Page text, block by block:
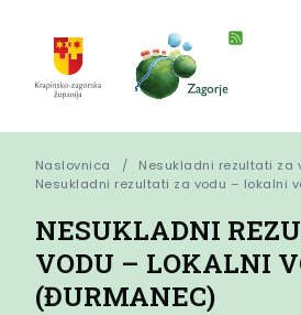
Naslovnica
Nesukladni rezultati za
Nesukladni rezultati za vodu – lokalni
NESUKLADNI
VODU – LOKALNI
(ĐURMANEC)